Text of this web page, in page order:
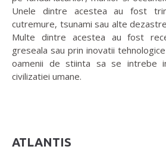
Unele dintre acestea au fost
cutremure, tsunami sau alte
Multe dintre acestea au fost
greseala sau prin inovatii
oamenii de stiinta sa se intrebe
civilizatiei umane.
ATLANTIS